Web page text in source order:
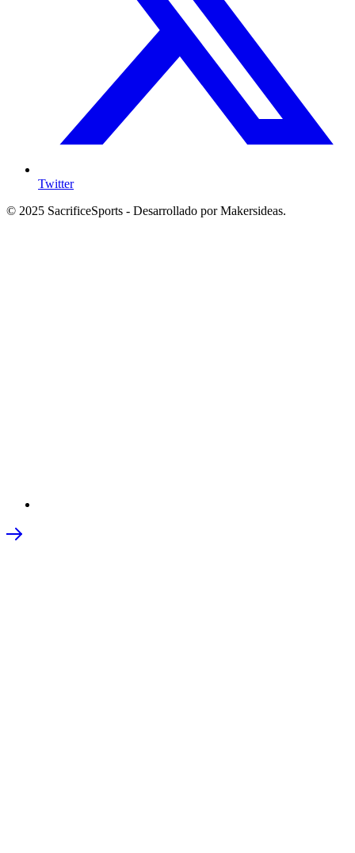
Twitter
© 2025 SacrificeSports - Desarrollado por Makersideas.